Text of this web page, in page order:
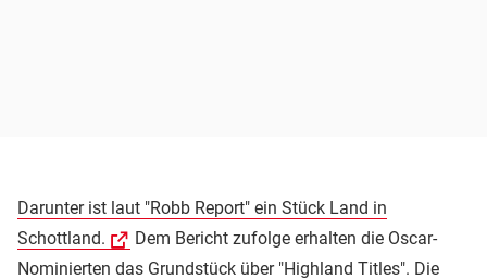
Darunter ist laut "Robb Report" ein Stück Land in
Schottland.
Dem Bericht zufolge erhalten die Oscar-
Nominierten das Grundstück über "Highland Titles". Die